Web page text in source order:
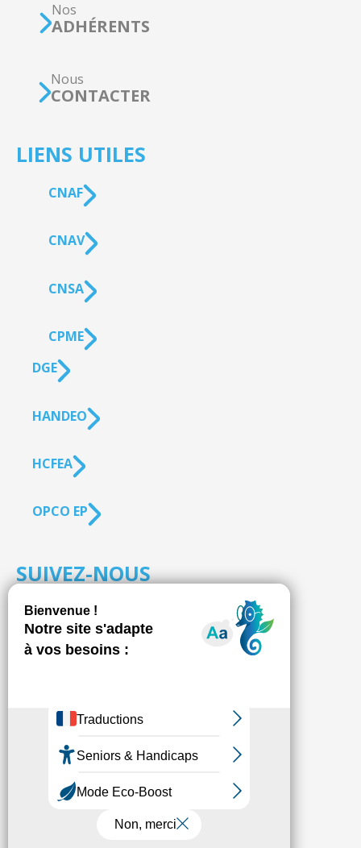
Nos
ADHÉRENTS
Nous
CONTACTER
LIENS UTILES
CNAF
CNAV
CNSA
CPME
DGE
HANDEO
HCFEA
OPCO EP
SUIVEZ-NOUS
NEWSLETTER
Mentions légales
Transparence